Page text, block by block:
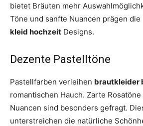
bietet Bräuten mehr
Töne und sanfte Nuancen prägen
kleid hochzeit Designs.
Dezente Pastelltöne
Pastellfarben verleihen brautkleider
romantischen Hauch. Zarte
Nuancen sind besonders gefragt.
unterstreichen die natürliche